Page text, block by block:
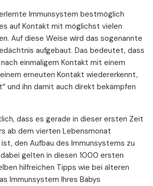
Immunsystem bestmöglich
auf Kontakt mit möglichst vielen
Auf diese Weise wird das sogenannte
aufgebaut. Das bedeutet, dass
einmaligem Kontakt mit einem
erneuten Kontakt wiedererkennt,
und ihn damit auch direkt bekämpfen
dass es gerade in dieser ersten Zeit
ab dem vierten Lebensmonat
den Aufbau des Immunsystems zu
gelten in diesen 1000 ersten
hilfreichen Tipps wie bei älteren
Immunsystem Ihres Babys